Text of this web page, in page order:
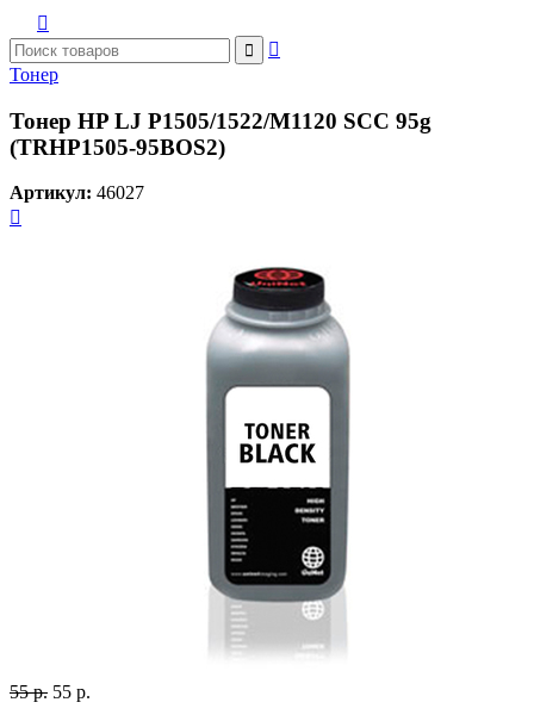



Тонер
Тонер HP LJ P1505/1522/M1120 SCC 95g
(TRHP1505-95BOS2)
Артикул: 46027

55 р. 55 р.